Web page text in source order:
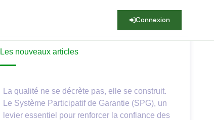
Connexion
Les nouveaux articles
La qualité ne se décrète pas, elle se construit.
Le Système Participatif de Garantie (SPG), un
levier essentiel pour renforcer la confiance des